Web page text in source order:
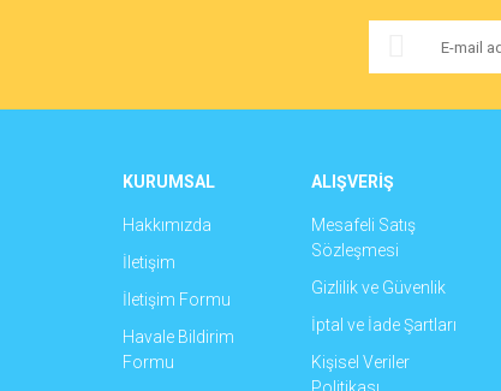
KURUMSAL
Hakkımızda
İletişim
İletişim Formu
Havale Bildirim
Formu
ALIŞVERİŞ
Mesafeli Satış
Sözleşmesi
Gizlilik ve Güvenlik
İptal ve İade Şartları
Kişisel Veriler